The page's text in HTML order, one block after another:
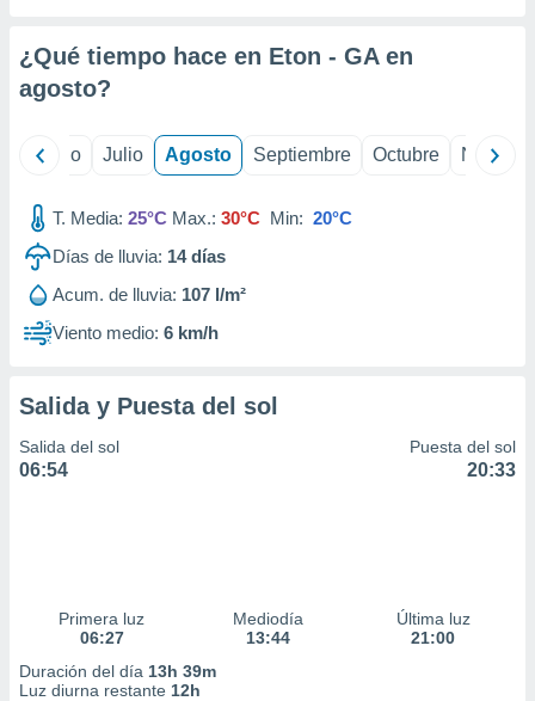
e
mediante
publicidad
publicidad
de
1199
¿Qué tiempo hace en Eton - GA en
agosto?
Junio Julio Agosto Septiembre Octubre
T. Media: 25°C Max.: 30°C Min: 20°C
Días de lluvia: 14días
Acum. de lluvia: 107 l/m²
Viento medio: 6 km/h
Salida y Puesta del sol
Salida del sol
06:54
Puesta del sol
20:33
Primera luz
06:27
Mediodía
13:44
Última luz
21:00
Duración del día 13h 39m
Luz diurna restante 12h